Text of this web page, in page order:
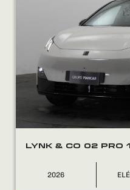
LYNK & CO 02 PRO
2026